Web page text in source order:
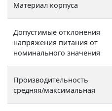
Материал корпуса
Допустимые отклонения
напряжения питания от
номинального значения
Производительность
средняя/максимальная